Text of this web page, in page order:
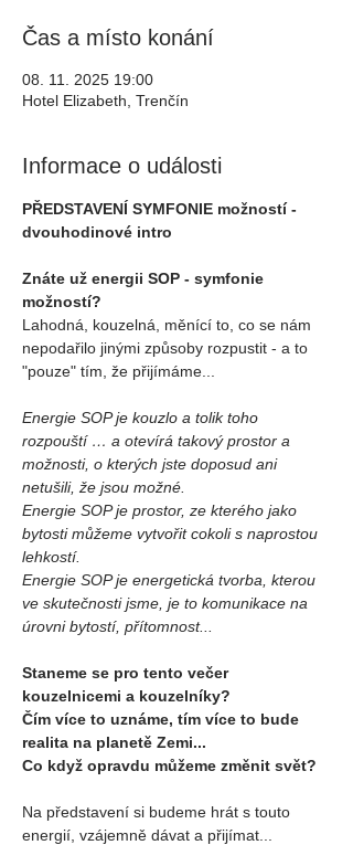
Čas a místo konání
08. 11. 2025 19:00
Hotel Elizabeth, Trenčín
Informace o události
PŘEDSTAVENÍ SYMFONIE možností -
dvouhodinové intro
Znáte už energii SOP - symfonie
možností?
Lahodná, kouzelná, měnící to, co se nám
nepodařilo jinými způsoby rozpustit - a to
"pouze" tím, že přijímáme...
Energie SOP je kouzlo a tolik toho
rozpouští … a otevírá takový prostor a
možnosti, o kterých jste doposud ani
netušili, že jsou možné.
Energie SOP je prostor, ze kterého jako
bytosti můžeme vytvořit cokoli s naprostou
lehkostí.
Energie SOP je energetická tvorba, kterou
ve skutečnosti jsme, je to komunikace na
úrovni bytostí, přítomnost...
Staneme se pro tento večer
kouzelnicemi a kouzelníky?
Čím více to uznáme, tím více to bude
realita na planetě Zemi...
Co když opravdu můžeme změnit svět?
Na představení si budeme hrát s touto
energií, vzájemně dávat a přijímat...